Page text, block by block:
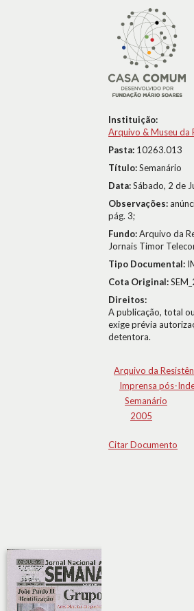
Instituição:
Arquivo & Museu da
Pasta: 10263.013
Título:Semanário
Data:Sábado, 2 de
Observações:
pág. 3;
Fundo:Arquivo da
Jornais Timor
Tipo Documental:
Cota Original:
Direitos:
A publicação, total
exige prévia
detentora.
Arquivo da
Imprensa pós-
Semanário
2005
Citar Documento